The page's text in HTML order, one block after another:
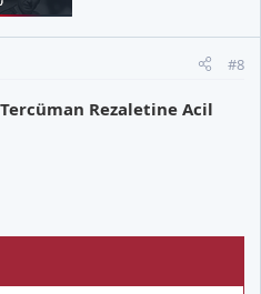
#8
Rezaletine Acil